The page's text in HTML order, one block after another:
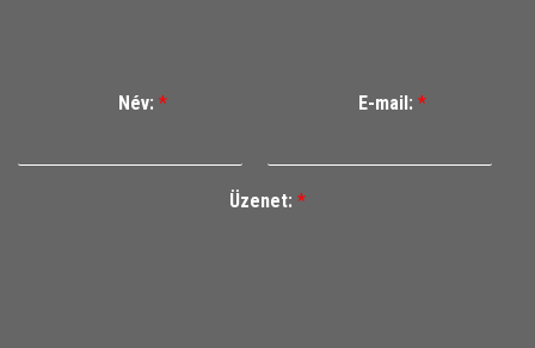
Név: * E-mail: *
Üzenet: *